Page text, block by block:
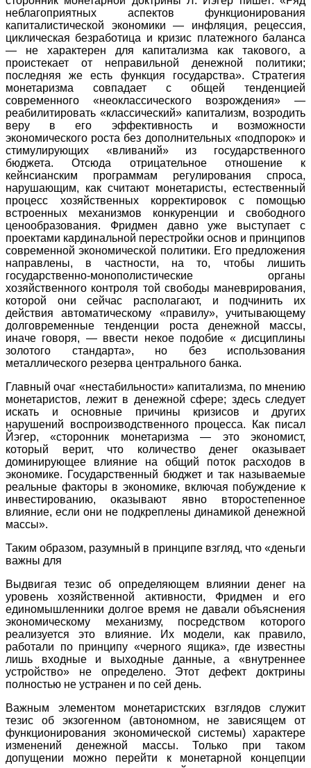
неблагоприятных аспектов функционирования
капиталистической экономики — инфляция, рецессия,
циклическая безработица и кризис платежного баланса
— не характерен для капитализма как такового, а
проистекает от неправильной денежной политики;
последняя же есть функция государства». Стратегия
монетаризма совпадает с общей тенденцией
современного «неоклассического возрождения» —
реабилитировать «классический» капитализм, возродить
веру в его эффективность и возможности
экономического роста без дополнительных «подпорок» и
стимулирующих «вливаний» из государственного
бюджета. Отсюда отрицательное отношение к
кейнсианским программам регулирования спроса,
нарушающим, как считают монетаристы, естественный
процесс хозяйственных корректировок с помощью
встроенных механизмов конкуренции и свободного
ценообразования. Фридмен давно уже выступает с
проектами кардинальной перестройки основ и принципов
современной экономической политики. Его предложения
направлены, в частности, на то, чтобы лишить
государственно-монополистические органы
хозяйственного контроля той свободы маневрирования,
которой они сейчас располагают, и подчинить их
действия автоматическому «правилу», учитывающему
долговременные тенденции роста денежной массы,
иначе говоря, — ввести некое подобие « дисциплины
золотого стандарта», но без использования
металлического резерва центрального банка.
Главный очаг «нестабильности» капитализма, по мнению
монетаристов, лежит в денежной сфере; здесь следует
искать и основные причины кризисов и других
нарушений воспроизводственного процесса. Как писал
Йэгер, «сторонник монетаризма — это экономист,
который верит, что количество денег оказывает
доминирующее влияние на общий поток расходов в
экономике. Государственный бюджет и так называемые
реальные факторы в экономике, включая побуждение к
инвестированию, оказывают явно второстепенное
влияние, если они не подкреплены динамикой денежной
массы».
Таким образом, разумный в принципе взгляд, что «деньги
важны для
Выдвигая тезис об определяющем влиянии денег на
уровень хозяйственной активности, Фридмен и его
единомышленники долгое время не давали объяснения
экономическому механизму, посредством которого
реализуется это влияние. Их модели, как правило,
работали по принципу «черного ящика», где известны
лишь входные и выходные данные, а «внутреннее
устройство» не определено. Этот дефект доктрины
полностью не устранен и по сей день.
Важным элементом монетаристских взглядов служит
тезис об экзогенном (автономном, не зависящем от
функционирования экономической системы) характере
изменений денежной массы. Только при таком
допущении можно перейти к монетарной концепции